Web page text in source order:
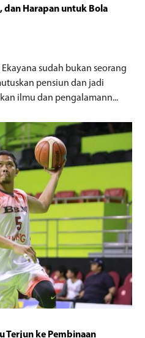
dan Harapan untuk Bola
sudah bukan seorang
pensiun dan jadi
ilmu dan pengalamann...
Terjun ke Pembinaan